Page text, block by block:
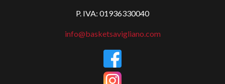
P. IVA: 01936330040
info@basketsavigliano.com